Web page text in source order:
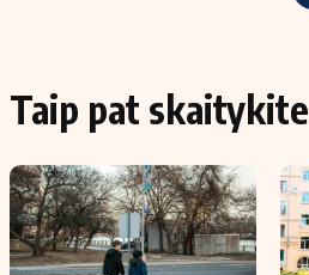
Taip pat skaitykite